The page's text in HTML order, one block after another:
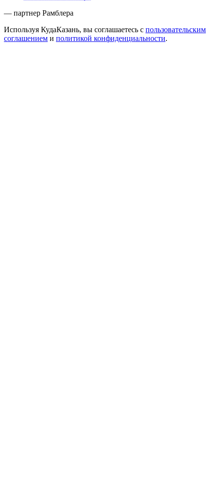
— партнер Рамблера
Используя КудаКазань, вы соглашаетесь с пользовательским
соглашением и политикой конфиденциальности.